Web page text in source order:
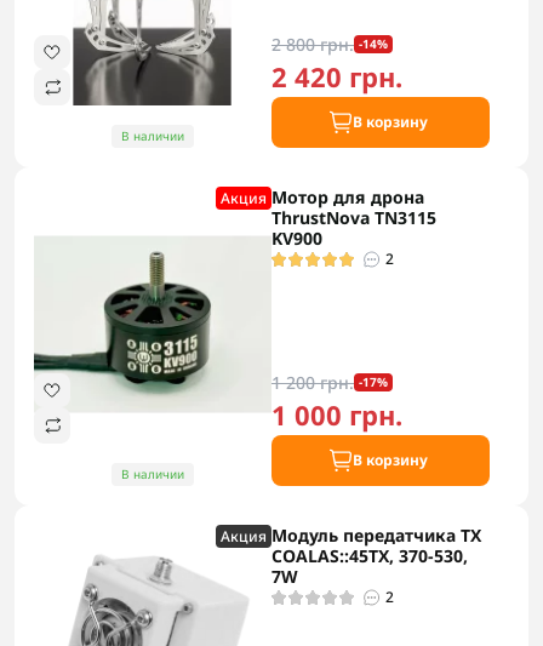
В наличии
2 800 грн. -14%
2 420 грн.
В корзину
Акция
В наличии
Мотор для дрона
ThrustNova TN3115
KV900
2
1 200 грн. -17%
1 000 грн.
В корзину
Акция Модуль передатчика TX
COALAS::45TX, 370-530,
7W
2